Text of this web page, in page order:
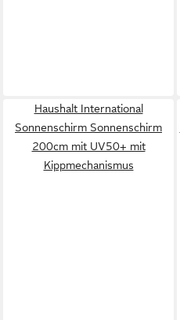
Haushalt International
Sonnenschirm Sonnenschirm
200cm mit UV50+ mit
Kippmechanismus